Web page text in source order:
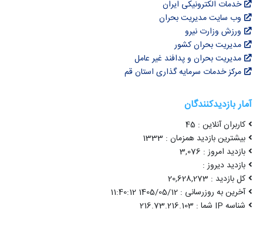
خدمات الکترونیکی ایران
وب سایت مدیریت بحران
ورزش وزارت نیرو
مدیریت بحران کشور
مدیریت بحران و پدافند غیر عامل
مرکز خدمات سرمایه گذاری استان قم
آمار بازدیدکنندگان
کاربران آنلاین : 45
بیشترین بازدید همزمان : 1333
بازدید امروز : 3,076
بازدید دیروز :
کل بازدید : 20,628,273
آخرین به روزرسانی : 1405/05/12 11:40:12
شناسه IP شما : 216.73.216.103